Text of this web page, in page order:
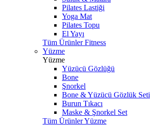
Pilates Lastiği
Yoga Mat
Pilates Topu
El Yayı
Tüm Ürünler Fitness
Yüzme
Yüzme
Yüzücü Gözlüğü
Bone
Şnorkel
Bone & Yüzücü Gözlük Seti
Burun Tıkacı
Maske & Şnorkel Set
Tüm Ürünler Yüzme